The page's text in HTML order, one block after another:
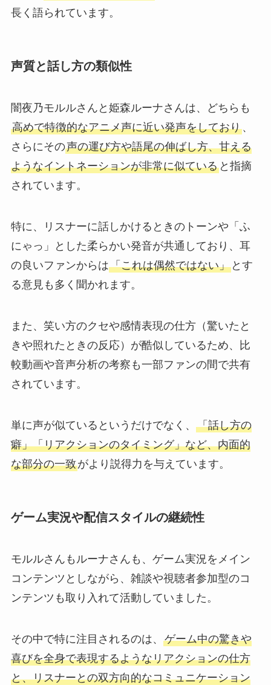
長く語られています。
声質と話し方の類似性
闇夜乃モルルさんと姫森ルーナさんは、どちらも
高めで特徴的なアニメ声に近い発声をしており、
さらにその声の運び方や語尾の伸ばし方、甘える
ようなイントネーションが非常に似ていると指摘
されています。
特に、リスナーに話しかけるときのトーンや「ふ
にゃっ」とした柔らかい発音が共通しており、耳
の良いファンからは「これは偶然ではない」とす
る意見も多く聞かれます。
また、笑い方のクセや感情表現の仕方（驚いたと
きや照れたときの反応）が酷似しているため、比
較動画や音声分析の考察も一部ファンの間で共有
されています。
単に声が似ているというだけでなく、 「話し方の
癖」「リアクションのタイミング」など、内面的
な部分の一致がより説得力を与えています。
ゲーム実況や配信スタイルの継続性
モルルさんもルーナさんも、ゲーム実況をメイン
コンテンツとしながら、雑談や視聴者参加型のコ
ンテンツも取り入れて活動していました。
その中で特に注目されるのは、 ゲーム中の驚きや
喜びを全身で表現するようなリアクションの仕方
と、リスナーとの双方向的なコミュニケーション